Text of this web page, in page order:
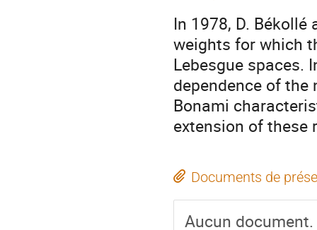
In 1978, D.
weights for which
Lebesgue spaces.
dependence of the
Bonami
extension of these
Documents de
Aucun document.